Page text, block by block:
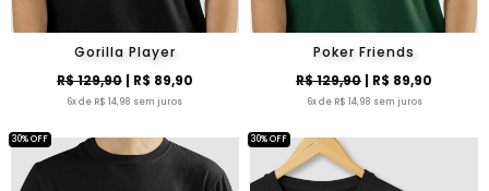
Gorilla Player
R$ 129,90| R$ 89,90
6x de R$ 14,98 sem juros
Poker Friends
R$ 129,90| R$ 89,90
6x de R$ 14,98 sem juros
30% OFF 30% OFF